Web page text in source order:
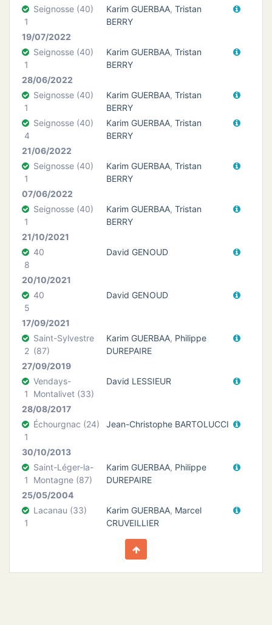
1
Seignosse (40) Karim GUERBAA,Tristan
BERRY
19/07/2022
1
Seignosse (40) Karim GUERBAA,Tristan
BERRY
28/06/2022
1
Seignosse (40) Karim GUERBAA,Tristan
BERRY
4
Seignosse (40) Karim GUERBAA,Tristan
BERRY
21/06/2022
1
Seignosse (40) Karim GUERBAA,Tristan
BERRY
07/06/2022
1
Seignosse (40) Karim GUERBAA,Tristan
BERRY
21/10/2021
8
40 David GENOUD
20/10/2021
5
40 David GENOUD
17/09/2021
2
Saint-Sylvestre
(87)
Karim GUERBAA, Philippe
DUREPAIRE
27/09/2019
1
Vendays-
Montalivet (33)
David LESSIEUR
28/08/2017
1
Échourgnac (24) Jean-Christophe BARTOLUCCI
30/10/2013
1
Saint-Léger-la-
Montagne (87)
Karim GUERBAA, Philippe
DUREPAIRE
25/05/2004
1
Lacanau (33) Karim GUERBAA, Marcel
CRUVEILLIER